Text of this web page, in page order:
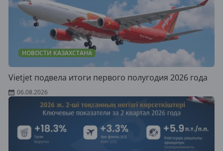
НОВОСТИ КАЗАХСТАНА
Vietjet подвела итоги первого полугодия 2026 года
06.08.2026